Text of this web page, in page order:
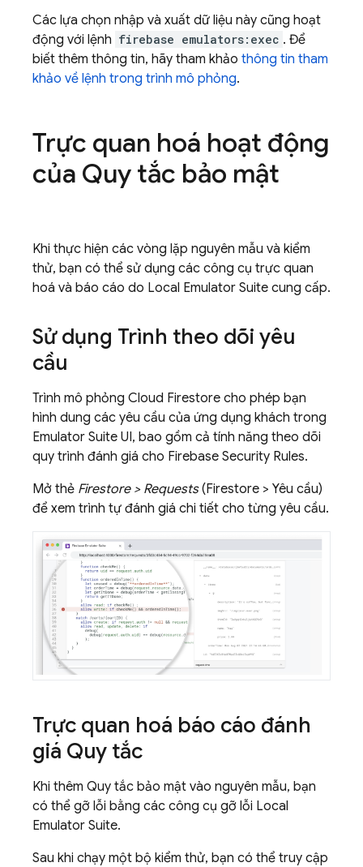
Các lựa chọn nhập và xuất dữ liệu này cũng hoạt
động với lệnh firebase emulators:exec . Để
biết thêm thông tin, hãy tham khảo thông tin tham
khảo về lệnh trong trình mô phỏng.
Trực quan hoá hoạt động
của Quy tắc bảo mật
Khi thực hiện các vòng lặp nguyên mẫu và kiểm
thử, bạn có thể sử dụng các công cụ trực quan
hoá và báo cáo do Local Emulator Suite cung cấp.
Sử dụng Trình theo dõi yêu
cầu
Trình mô phỏng Cloud Firestore cho phép bạn
hình dung các yêu cầu của ứng dụng khách trong
Emulator Suite UI, bao gồm cả tính năng theo dõi
quy trình đánh giá cho Firebase Security Rules.
Mở thẻ Firestore > Requests(Firestore > Yêu cầu)
để xem trình tự đánh giá chi tiết cho từng yêu cầu.
Trực quan hoá báo cáo đánh
giá Quy tắc
Khi thêm Quy tắc bảo mật vào nguyên mẫu, bạn
có thể gỡ lỗi bằng các công cụ gỡ lỗi Local
Emulator Suite.
Sau khi chạy một bộ kiểm thử, bạn có thể truy cập